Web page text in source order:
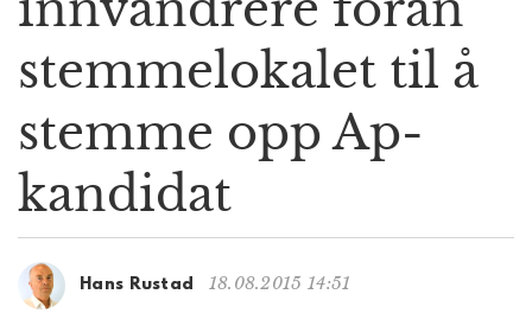
i
a
t
o
n
stemmelokalet til å
stemme opp Ap-
kandidat
Hans Rustad 18.08.2015 14:51